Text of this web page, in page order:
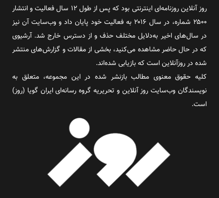
روز آنلاین روزنامه‌ای اینترنتی بود که پس از طول ۱۲ سال فعالیت و انتشار
۲۵۰۰ شماره، در سال ۲۰۱۶ به فعالیت خود پایان داد و وب‌سایت آن نیز
در سال‌های اخیر به‌دلایل مختلف حذف و از دسترس خارج شد. آرشیوی
که در حال حاضر مشاهده می‌کنید، بخشی از مقالات و گزارش‌های منتشر
شده در روزآنلاین است که بازیابی شده‌اند.
کلیه حقوق معنوی مطالب بازنشر شده در این مجموعه، متعلق به
نویسندگان وب‌سایت روز آنلاین و تحریریه گروه رسانه‌ای ایران گویا (روز)
است.